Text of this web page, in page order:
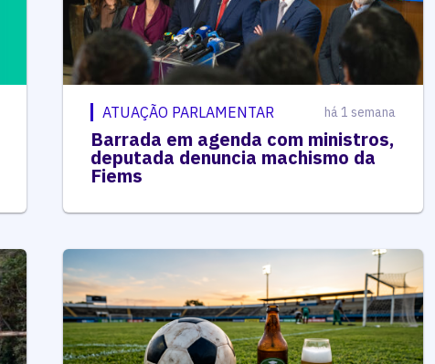
ATUAÇÃO PARLAMENTAR há 1 semana
Barrada em agenda com ministros,
deputada denuncia machismo da
Fiems